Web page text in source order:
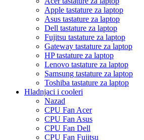
Apple tastature za laptop
Asus tastature za laptop
Dell tastature za laptop
Fujitsu tastature za laptop
Gateway tastature za laptop
HP tastature za laptop
Lenovo tastature za laptop
Samsung tastature za laptop
Toshiba tastature za laptop
Hladnjaci i cooleri
Nazad
CPU Fan Acer
CPU Fan Asus
CPU Fan Dell
CPU Fan Fujitsu